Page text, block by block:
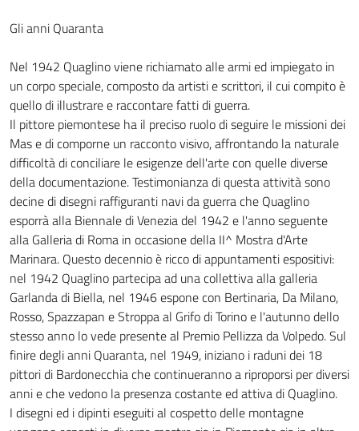
Gli anni Quaranta
Nel 1942 Quaglino viene richiamato alle armi ed impiegato in
un corpo speciale, composto da artisti e scrittori, il cui compito è
quello di illustrare e raccontare fatti di guerra.
Il pittore piemontese ha il preciso ruolo di seguire le missioni dei
Mas e di comporne un racconto visivo, affrontando la naturale
difficoltà di conciliare le esigenze dell'arte con quelle diverse
della documentazione. Testimonianza di questa attività sono
decine di disegni raffiguranti navi da guerra che Quaglino
esporrà alla Biennale di Venezia del 1942 e l'anno seguente
alla Galleria di Roma in occasione della II^ Mostra d'Arte
Marinara. Questo decennio è ricco di appuntamenti espositivi:
nel 1942 Quaglino partecipa ad una collettiva alla galleria
Garlanda di Biella, nel 1946 espone con Bertinaria, Da Milano,
Rosso, Spazzapan e Stroppa al Grifo di Torino e l'autunno dello
stesso anno lo vede presente al Premio Pellizza da Volpedo. Sul
finire degli anni Quaranta, nel 1949, iniziano i raduni dei 18
pittori di Bardonecchia che continueranno a riproporsi per diversi
anni e che vedono la presenza costante ed attiva di Quaglino.
I disegni ed i dipinti eseguiti al cospetto delle montagne